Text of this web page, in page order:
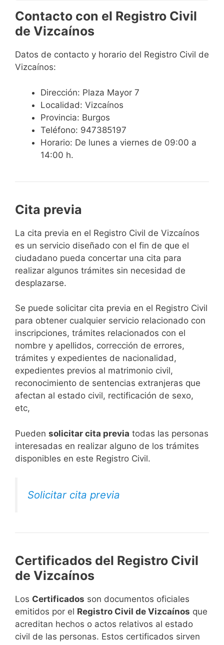
Contacto con el Registro Civil
de Vizcaínos
Datos de contacto y horario del Registro Civil de
Vizcaínos:
Dirección: Plaza Mayor 7
Localidad: Vizcaínos
Provincia: Burgos
Teléfono: 947385197
Horario: De lunes a viernes de 09:00 a
14:00 h.
Cita previa
​​​​​​​​​​​​​​​​​​​​​​​​​​​​La cita previa en el Registro Civil de Vizcaínos
es un servicio diseñado con el fin de que el
ciudadano pueda concertar una cita para
realizar algunos trámites sin necesidad de
desplazarse.​
Se puede solicitar cita previa en el Registro Civil
para obtener cualquier servicio relacionado con
inscripciones, trámites relacionados con el
nombre y apellidos, corrección de errores,
trámites y expedientes de nacionalidad,
expedientes previos al matrimonio civil,
reconocimiento de sentencias extranjeras que
afectan al estado civil, rectificación de sexo,
etc,
​Pueden solicitar cita previa todas las personas
interesadas en realizar alguno de los trámites
disponibles en este Registro Civil.​
Solicitar cita previa
Certificados del Registro Civil
de Vizcaínos
Los Certificados son documentos oficiales
emitidos por el Registro Civil de Vizcaínos que
acreditan hechos o actos relativos al estado
civil de las personas. Estos certificados sirven